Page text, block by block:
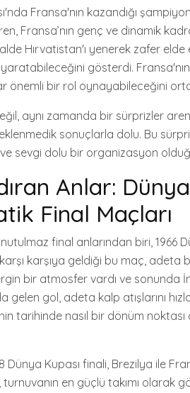
Fransa'nın kazandığı
Fransa’nın genç ve dinamik
Hırvatistan'ı yenerek zafer elde
gösterdi. Fransa'nın
önemli bir rol oynayabileceğini
aynı zamanda bir sürprizler
sonuçlarla dolu. Bu
sevgi dolu bir organizasyon
Anlar: Dünya
Final Maçları
final anlarından biri, 1966
karşıya geldiği bu maç, adeta
bir atmosfer vardı ve sonunda
gol, adeta kalp atışlarını
tarihinde nasıl bir dönüm
Dünya Kupası finali, Brezilya ile
en güçlü takımı olarak